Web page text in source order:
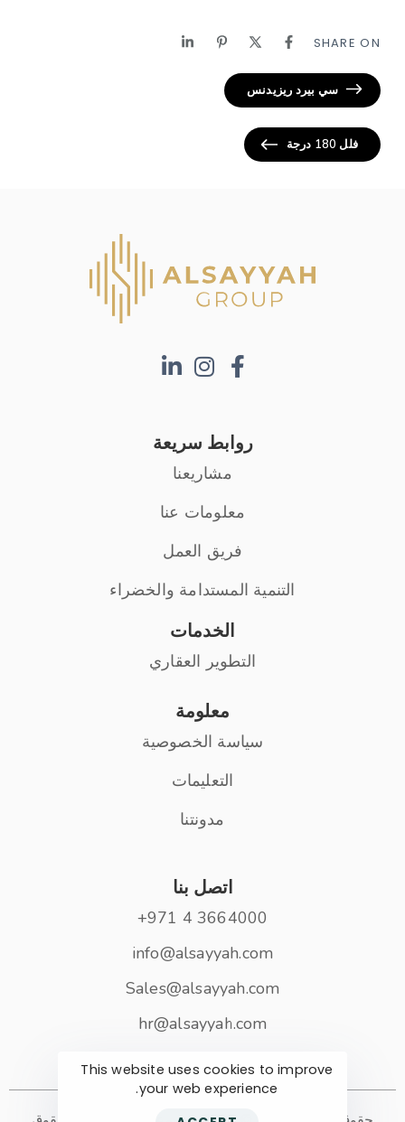
SHARE ON
سي بيرد ريزيدنس
فلل 180 درجة
روابط سريعة
مشاريعنا
معلومات عنا
فريق العمل
التنمية المستدامة والخضراء
الخدمات
التطوير العقاري
معلومة
سياسة الخصوصية
التعليمات
مدونتنا
اتصل بنا
3664000 4 971+
info@alsayyah.com
Sales@alsayyah.com
hr@alsayyah.com
This website uses cookies to improve
your web experience.